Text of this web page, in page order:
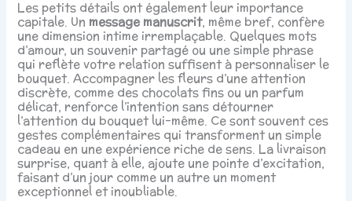
Les petits détails ont également leur importance
capitale. Un message manuscrit, même bref, confère
une dimension intime irremplaçable. Quelques mots
d’amour, un souvenir partagé ou une simple phrase
qui reflète votre relation suffisent à personnaliser le
bouquet. Accompagner les fleurs d’une attention
discrète, comme des chocolats fins ou un parfum
délicat, renforce l’intention sans détourner
l’attention du bouquet lui-même. Ce sont souvent ces
gestes complémentaires qui transforment un simple
cadeau en une expérience riche de sens. La livraison
surprise, quant à elle, ajoute une pointe d’excitation,
faisant d’un jour comme un autre un moment
exceptionnel et inoubliable.